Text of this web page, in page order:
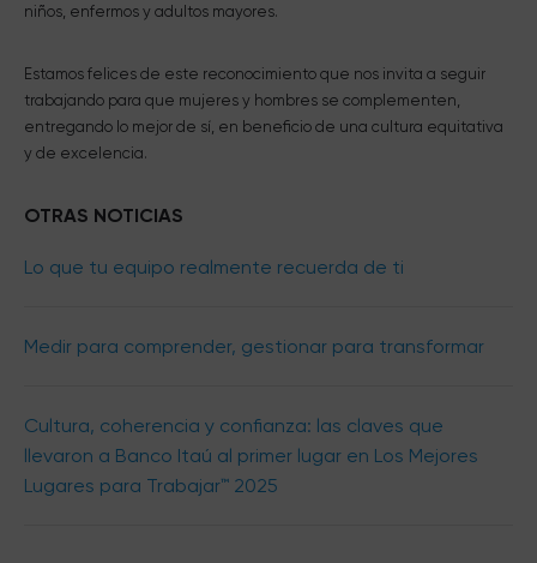
niños, enfermos y adultos mayores.
Estamos felices de este reconocimiento que nos invita a seguir
trabajando para que mujeres y hombres se complementen,
entregando lo mejor de sí, en beneficio de una cultura equitativa
y de excelencia.
OTRAS NOTICIAS
Lo que tu equipo realmente recuerda de ti
Medir para comprender, gestionar para transformar
Cultura, coherencia y confianza: las claves que
llevaron a Banco Itaú al primer lugar en Los Mejores
Lugares para Trabajar™ 2025